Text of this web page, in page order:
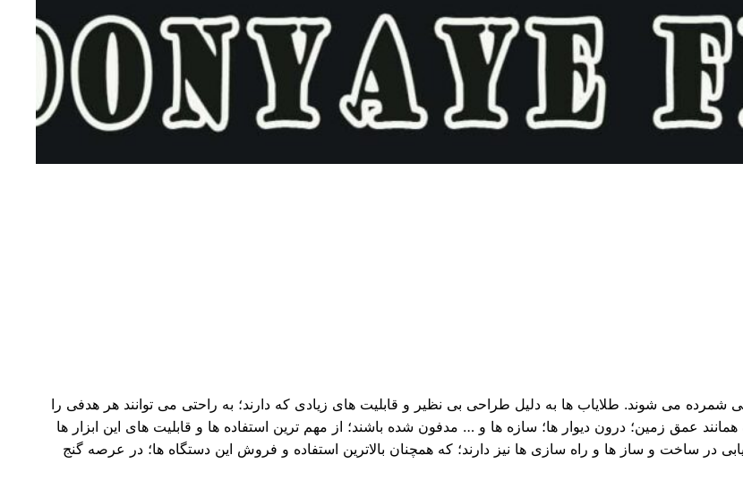
شمرده می شوند. طلایاب ها به دلیل طراحی بی نظیر و قابلیت های زیادی که دارند؛ به راحتی می توانند هر هدفی را
عمق زمین؛ درون دیوار ها؛ سازه ها و … مدفون شده باشند؛ از مهم ترین استفاده ها و قابلیت های این ابزار ها
در ساخت و ساز ها و راه سازی ها نیز دارند؛ که همچنان بالاترین استفاده و فروش این دستگاه ها؛ در عرصه گنج